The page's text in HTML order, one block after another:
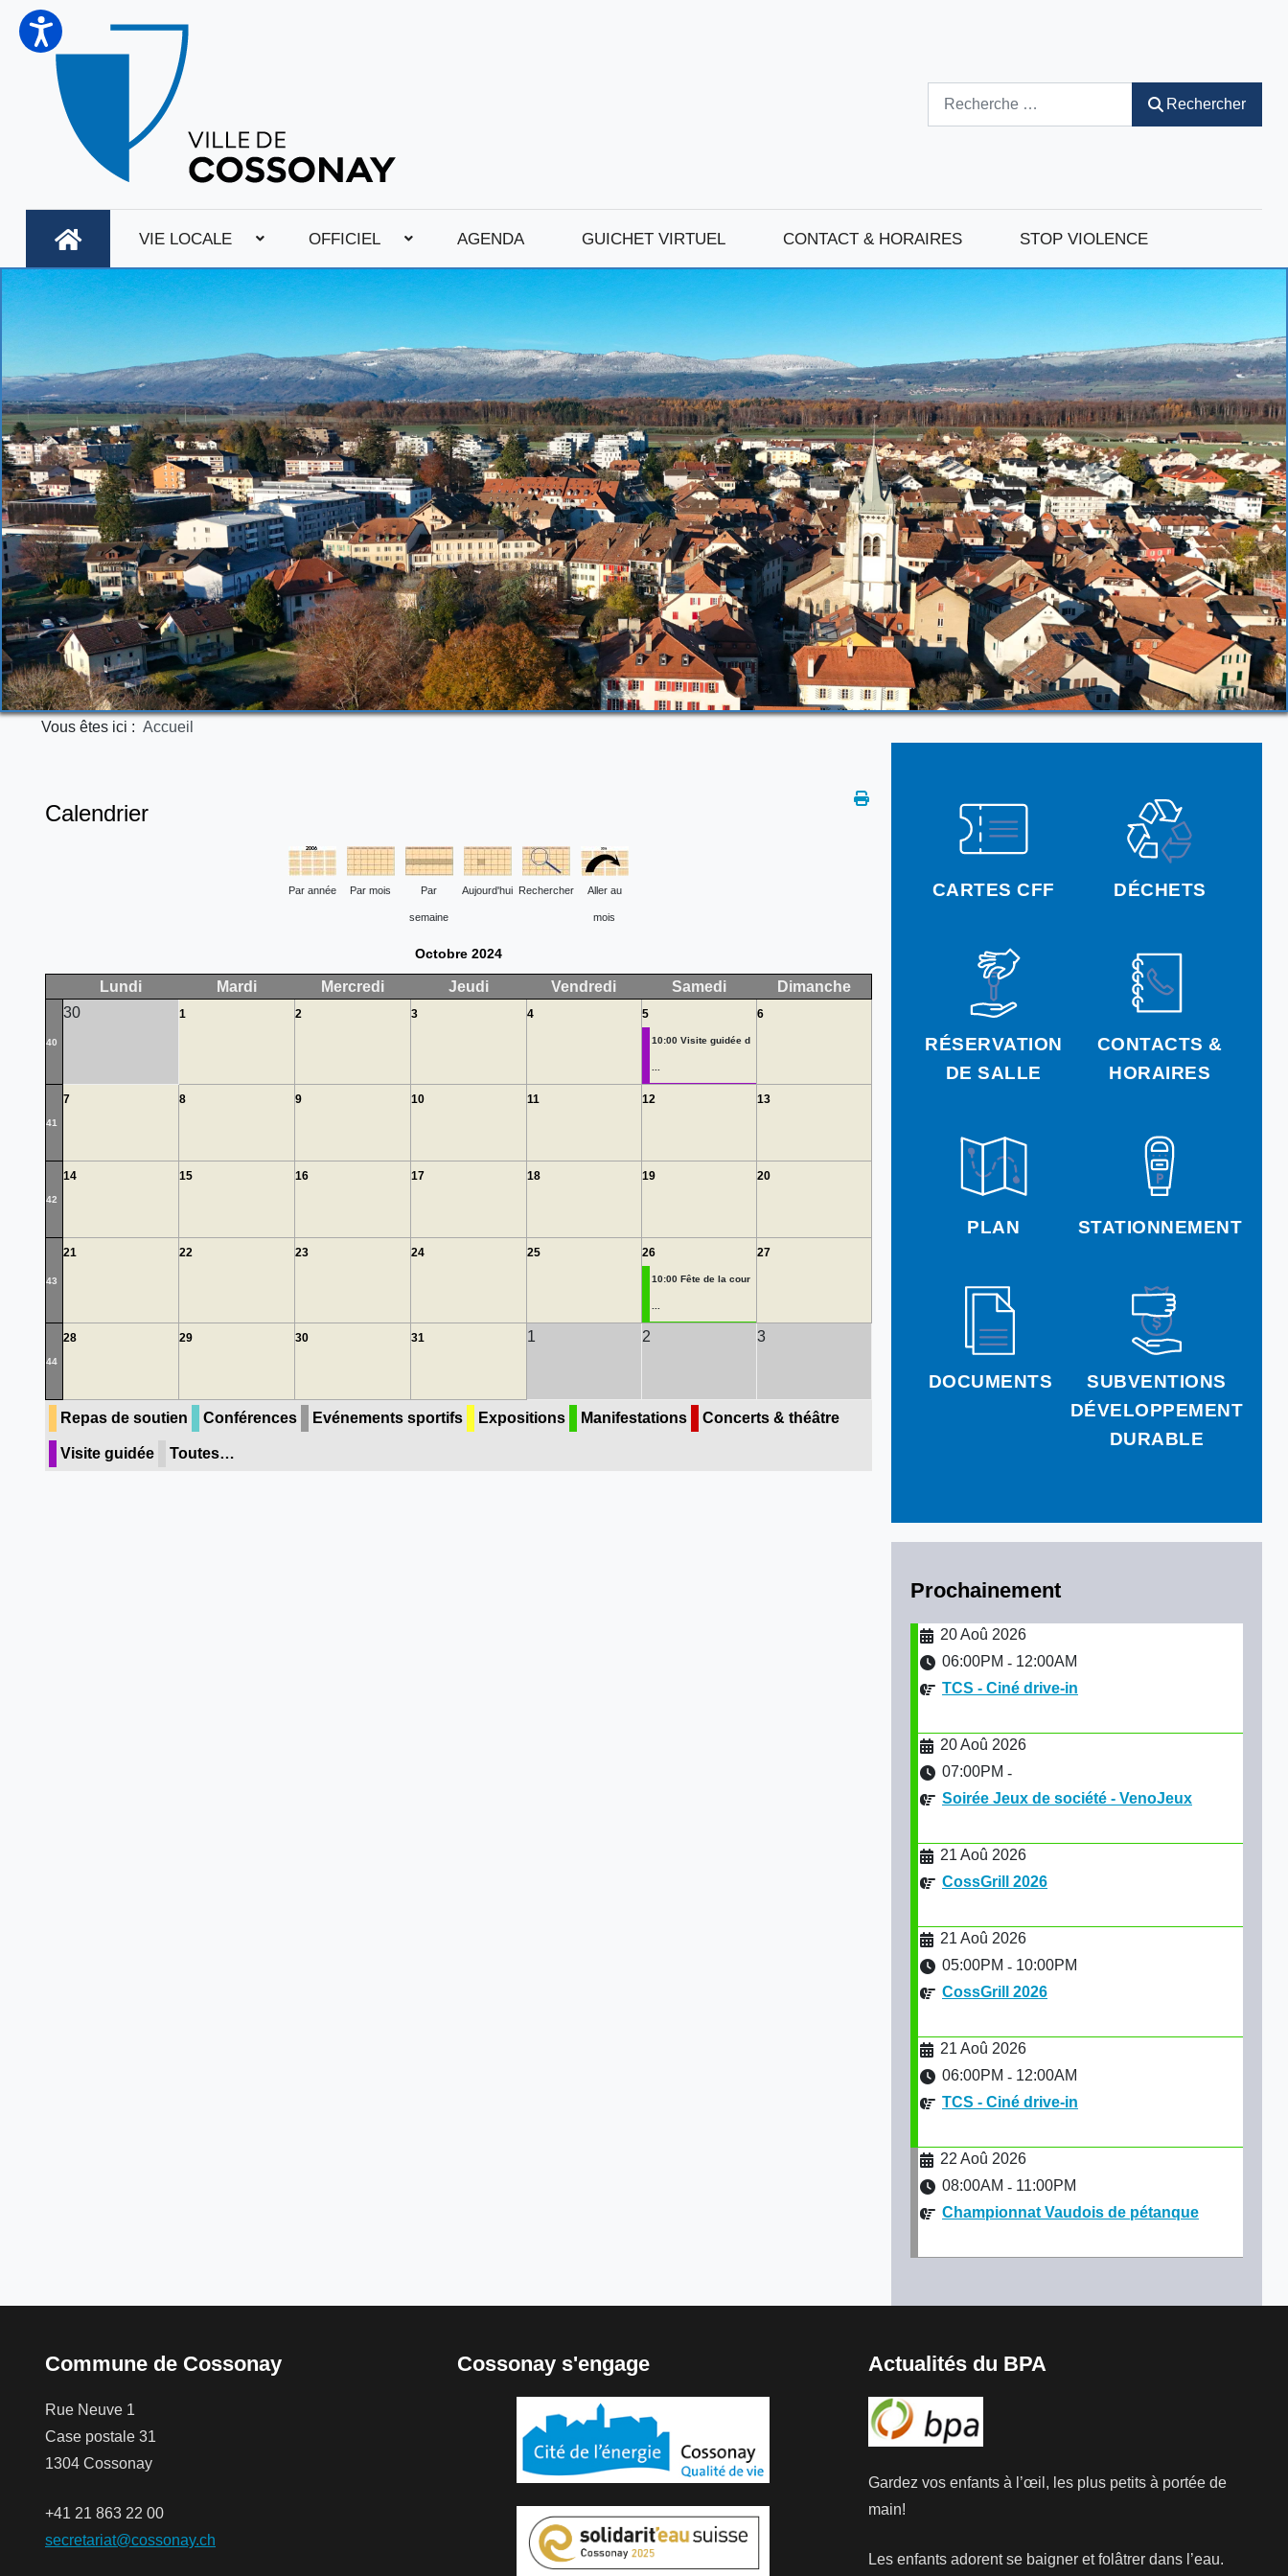
Rechercher
VIE LOCALE OFFICIEL AGENDA GUICHET VIRTUEL CONTACT & HORAIRES STOP VIOLENCE
Vous êtes ici : Accueil
CARTES CFF DÉCHETS
RÉSERVATION
DE SALLE
CONTACTS &
HORAIRES
PLAN STATIONNEMENT
DOCUMENTS
SUBVENTIONS
DÉVELOPPEMENT
DURABLE
Prochainement
20 Aoû 2026
06:00PM - 12:00AM
TCS - Ciné drive-in
20 Aoû 2026
07:00PM -
Soirée Jeux de société - VenoJeux
21 Aoû 2026
CossGrill 2026
21 Aoû 2026
05:00PM - 10:00PM
CossGrill 2026
21 Aoû 2026
06:00PM - 12:00AM
TCS - Ciné drive-in
22 Aoû 2026
08:00AM - 11:00PM
Championnat Vaudois de pétanque
Calendrier
Par année Par mois Par
semaine
Aujourd'hui Rechercher Aller au
mois
Octobre 2024
Lundi Mardi Mercredi Jeudi Vendredi Samedi Dimanche
40
30 1 2 3 4 5
10:00 Visite guidée d
6
41
7 8 9 10 11 12 13
42
14 15 16 17 18 19 20
43
21 22 23 24 25 26
10:00 Fête de la cour
27
44
28 29 30 31 1 2 3
Repas de soutien Conférences Evénements sportifs Expositions Manifestations Concerts & théâtre
Visite guidée Toutes…
Commune de Cossonay
Rue Neuve 1
Case postale 31
1304 Cossonay
+41 21 863 22 00
secretariat@cossonay.ch
Cossonay s'engage Actualités du BPA
Gardez vos enfants à l’œil, les plus petits à portée de
main!
Les enfants adorent se baigner et folâtrer dans l’eau.